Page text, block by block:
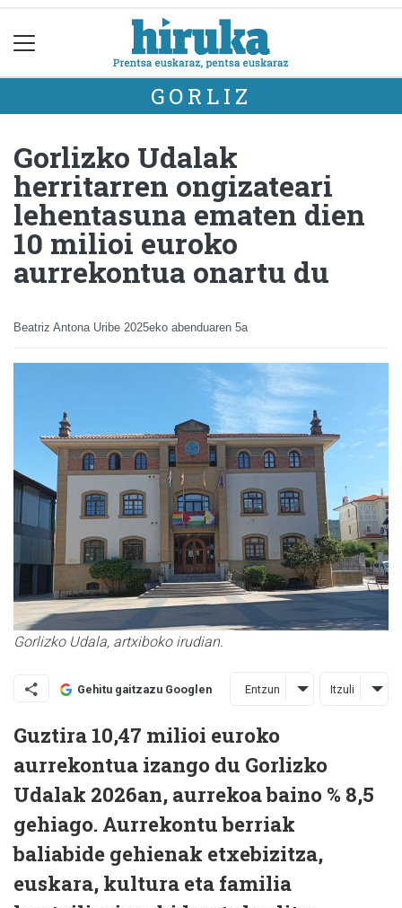
GORLIZ
Gorlizko Udalak
herritarren ongizateari
lehentasuna ematen dien
10 milioi euroko
aurrekontua onartu du
Beatriz Antona Uribe 2025eko abenduaren 5a
Gorlizko Udala, artxiboko irudian.
Gehitu gaitzazu Googlen Entzun Itzuli
Guztira 10,47 milioi euroko
aurrekontua izango du Gorlizko
Udalak 2026an, aurrekoa baino % 8,5
gehiago. Aurrekontu berriak
baliabide gehienak etxebizitza,
euskara, kultura eta familia